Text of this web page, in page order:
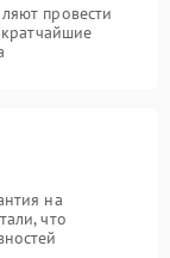
провести
на
что